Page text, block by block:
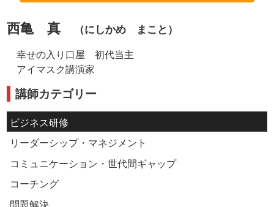
西亀 真 （にしかめ まこと）
幸せの入り口屋 初代当主
アイマスク講演家
講師カテゴリー
ビジネス研修
リーダーシップ・マネジメント
コミュニケーション・世代間ギャップ
コーチング
問題解決